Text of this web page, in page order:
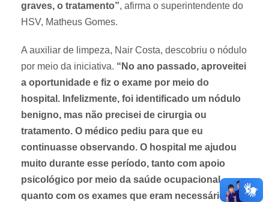
graves, o tratamento”, afirma o superintendente do
HSV, Matheus Gomes.
A auxiliar de limpeza, Nair Costa, descobriu o nódulo
por meio da iniciativa. “No ano passado, aproveitei
a oportunidade e fiz o exame por meio do
hospital. Infelizmente, foi identificado um nódulo
benigno, mas não precisei de cirurgia ou
tratamento. O médico pediu para que eu
continuasse observando. O hospital me ajudou
muito durante esse período, tanto com apoio
psicológico por meio da saúde ocupacional,
quanto com os exames que eram necessários.